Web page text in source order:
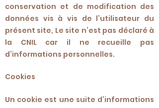
conservation et de modification des
données vis à vis de l’utilisateur du
présent site, Le site n’est pas déclaré à
la CNIL car il ne recueille pas
d’informations personnelles.
Cookies
Un cookie est une suite d’informations